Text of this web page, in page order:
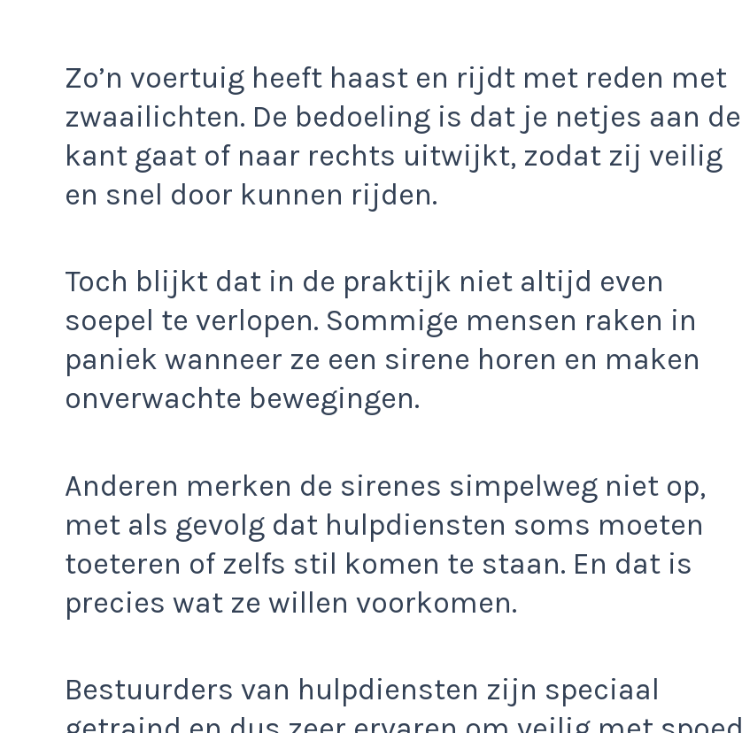
Zo’n voertuig heeft haast en rijdt met reden met
zwaailichten. De bedoeling is dat je netjes aan de
kant gaat of naar rechts uitwijkt, zodat zij veilig
en snel door kunnen rijden.
Toch blijkt dat in de praktijk niet altijd even
soepel te verlopen. Sommige mensen raken in
paniek wanneer ze een sirene horen en maken
onverwachte bewegingen.
Anderen merken de sirenes simpelweg niet op,
met als gevolg dat hulpdiensten soms moeten
toeteren of zelfs stil komen te staan. En dat is
precies wat ze willen voorkomen.
Bestuurders van hulpdiensten zijn speciaal